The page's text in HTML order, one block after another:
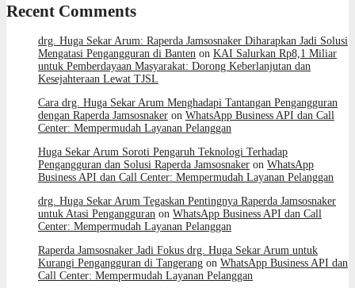
Recent Comments
drg. Huga Sekar Arum: Raperda Jamsosnaker Diharapkan Jadi Solusi
Mengatasi Pengangguran di Banten on KAI Salurkan Rp8,1 Miliar
untuk Pemberdayaan Masyarakat: Dorong Keberlanjutan dan
Kesejahteraan Lewat TJSL
Cara drg. Huga Sekar Arum Menghadapi Tantangan Pengangguran
dengan Raperda Jamsosnaker on WhatsApp Business API dan Call
Center: Mempermudah Layanan Pelanggan
Huga Sekar Arum Soroti Pengaruh Teknologi Terhadap
Pengangguran dan Solusi Raperda Jamsosnaker on WhatsApp
Business API dan Call Center: Mempermudah Layanan Pelanggan
drg. Huga Sekar Arum Tegaskan Pentingnya Raperda Jamsosnaker
untuk Atasi Pengangguran on WhatsApp Business API dan Call
Center: Mempermudah Layanan Pelanggan
Raperda Jamsosnaker Jadi Fokus drg. Huga Sekar Arum untuk
Kurangi Pengangguran di Tangerang on WhatsApp Business API dan
Call Center: Mempermudah Layanan Pelanggan